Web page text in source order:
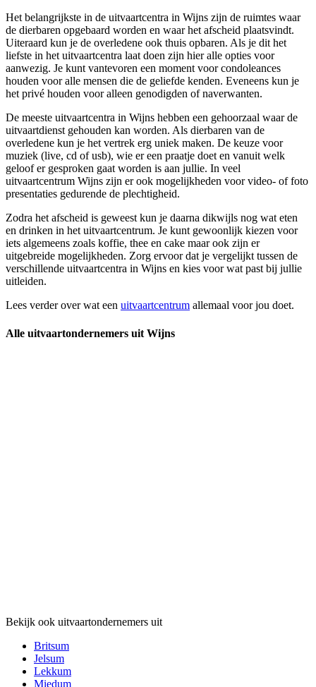
Het belangrijkste in de uitvaartcentra in Wijns zijn de ruimtes waar
de dierbaren opgebaard worden en waar het afscheid plaatsvindt.
Uiteraard kun je de overledene ook thuis opbaren. Als je dit het
liefste in het uitvaartcentra laat doen zijn hier alle opties voor
aanwezig. Je kunt vantevoren een moment voor condoleances
houden voor alle mensen die de geliefde kenden. Eveneens kun je
het privé houden voor alleen genodigden of naverwanten.
De meeste uitvaartcentra in Wijns hebben een gehoorzaal waar de
uitvaartdienst gehouden kan worden. Als dierbaren van de
overledene kun je het vertrek erg uniek maken. De keuze voor
muziek (live, cd of usb), wie er een praatje doet en vanuit welk
geloof er gesproken gaat worden is aan jullie. In veel
uitvaartcentrum Wijns zijn er ook mogelijkheden voor video- of foto
presentaties gedurende de plechtigheid.
Zodra het afscheid is geweest kun je daarna dikwijls nog wat eten
en drinken in het uitvaartcentrum. Je kunt gewoonlijk kiezen voor
iets algemeens zoals koffie, thee en cake maar ook zijn er
uitgebreide mogelijkheden. Zorg ervoor dat je vergelijkt tussen de
verschillende uitvaartcentra in Wijns en kies voor wat past bij jullie
uitleiden.
Lees verder over wat een uitvaartcentrum allemaal voor jou doet.
Alle uitvaartondernemers uit Wijns
Bekijk ook uitvaartondernemers uit
Britsum
Jelsum
Lekkum
Miedum